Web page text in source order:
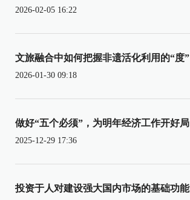
2026-02-05 16:22
文旅融合中如何把握非遗活化利用的“度”
2026-01-30 09:18
做好“五个必须”，为明年经济工作开好局
2025-12-29 17:36
投资于人对建设强大国内市场的基础功能